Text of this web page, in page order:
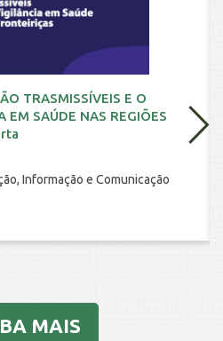
TRASMISSÍVEIS E O
EM SAÚDE NAS REGIÕES
Informação e Comunicação
MAIS